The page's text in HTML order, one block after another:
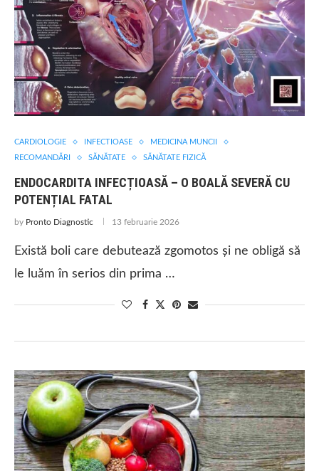
CARDIOLOGIE INFECTIOASE
MEDICINA MUNCII
RECOMANDĂRI
SĂNĂTATE SĂNĂTATE FIZICĂ
ENDOCARDITA INFECȚIOASĂ – O BOALĂ SEVERĂ CU
POTENȚIAL FATAL
by Pronto Diagnostic 13 februarie 2026
Există boli care debutează zgomotos și ne obligă să
le luăm în serios din prima …